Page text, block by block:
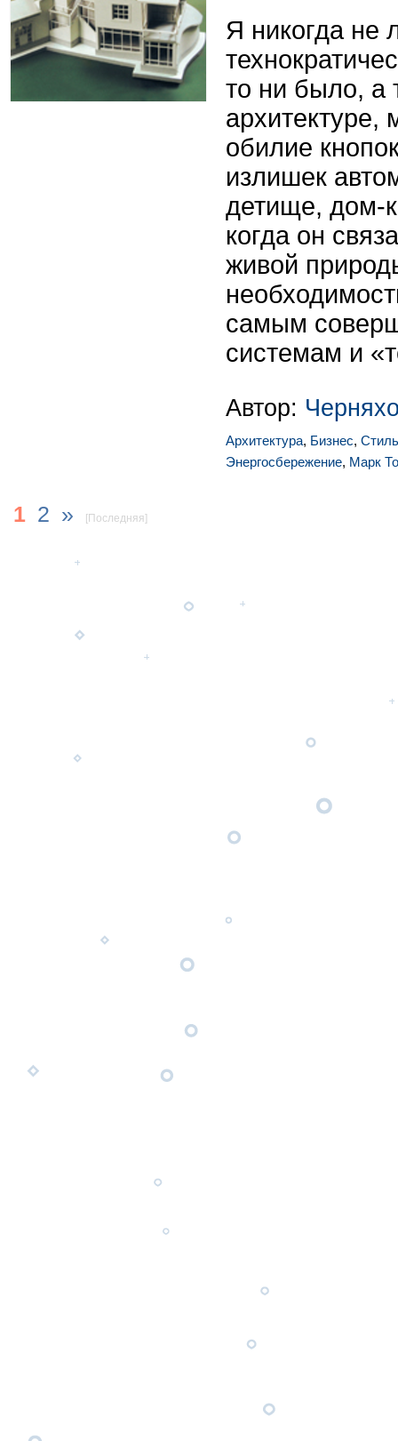
Я никогда не
то ни было, а
архитектуре,
обилие
излишек
детище, дом-
когда он
живой
самым
системам и
Автор:
Архитектура, Бизнес, Стиль
Энергосбережение, Марк
1 2 » [Последняя]